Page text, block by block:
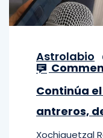
Astrolabio
Continúa
antreros,
Xochiquetzal